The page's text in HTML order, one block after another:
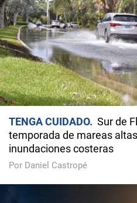
TENGA CUIDADO
Sur de
temporada de mareas
inundaciones costeras
Por Daniel Castropé